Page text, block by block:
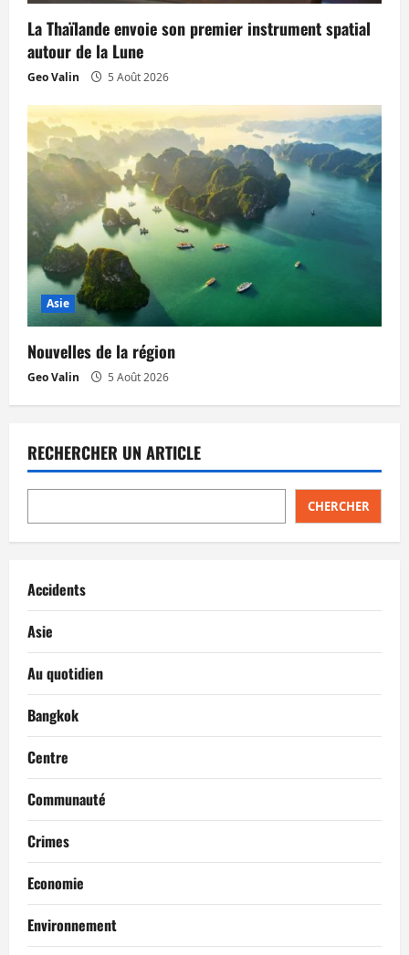
La Thaïlande envoie son premier instrument spatial
autour de la Lune
Geo Valin 5 Août 2026
Asie
Nouvelles de la région
Geo Valin 5 Août 2026
RECHERCHER UN ARTICLE
CHERCHER
Accidents
Asie
Au quotidien
Bangkok
Centre
Communauté
Crimes
Economie
Environnement